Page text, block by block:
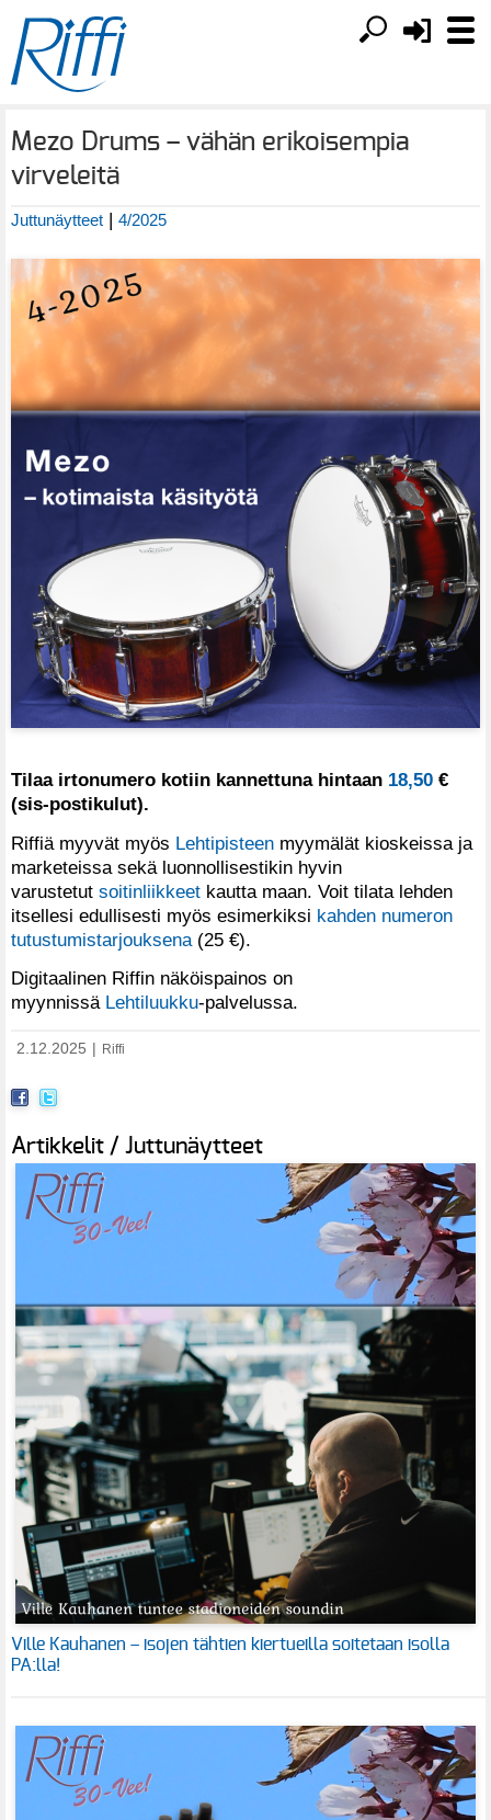
Mezo Drums – vähän erikoisempia
virveleitä
Juttunäytteet | 4/2025
Tilaa irtonumero kotiin kannettuna hintaan 18,50 €
(sis-postikulut).
Riffiä myyvät myös Lehtipisteen myymälät kioskeissa ja
marketeissa sekä luonnollisestikin hyvin
varustetut soitinliikkeet kautta maan. Voit tilata lehden
itsellesi edullisesti myös esimerkiksi kahden numeron
tutustumistarjouksena (25 €).
Digitaalinen Riffin näköispainos on
myynnissä Lehtiluukku-palvelussa.
2.12.2025 Riffi
Artikkelit / Juttunäytteet
Ville Kauhanen – isojen tähtien kiertueilla soitetaan isolla
PA:lla!